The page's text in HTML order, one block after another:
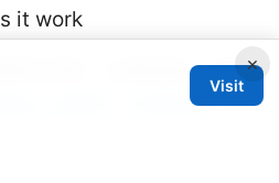
it work
色页面：全面指南、风险
器vpn翻墙：全面指南、实
×
Visit